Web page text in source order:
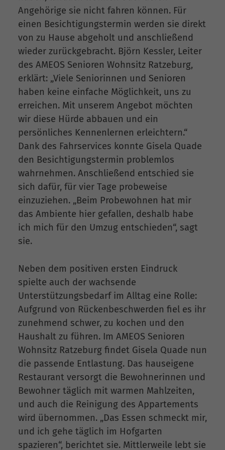
Angehörige sie nicht fahren können. Für
einen Besichtigungstermin werden sie direkt
von zu Hause abgeholt und anschließend
wieder zurückgebracht. Björn Kessler, Leiter
des AMEOS Senioren Wohnsitz Ratzeburg,
erklärt: „Viele Seniorinnen und Senioren
haben keine einfache Möglichkeit, uns zu
erreichen. Mit unserem Angebot möchten
wir diese Hürde abbauen und ein
persönliches Kennenlernen erleichtern.“
Dank des Fahrservices konnte Gisela Quade
den Besichtigungstermin problemlos
wahrnehmen. Anschließend entschied sie
sich dafür, für vier Tage probeweise
einzuziehen. „Beim Probewohnen hat mir
das Ambiente hier gefallen, deshalb habe
ich mich für den Umzug entschieden“, sagt
sie.
Neben dem positiven ersten Eindruck
spielte auch der wachsende
Unterstützungsbedarf im Alltag eine Rolle:
Aufgrund von Rückenbeschwerden fiel es ihr
zunehmend schwer, zu kochen und den
Haushalt zu führen. Im AMEOS Senioren
Wohnsitz Ratzeburg findet Gisela Quade nun
die passende Entlastung. Das hauseigene
Restaurant versorgt die Bewohnerinnen und
Bewohner täglich mit warmen Mahlzeiten,
und auch die Reinigung des Appartements
wird übernommen. „Das Essen schmeckt mir,
und ich gehe täglich im Hofgarten
spazieren“, berichtet sie. Mittlerweile lebt sie